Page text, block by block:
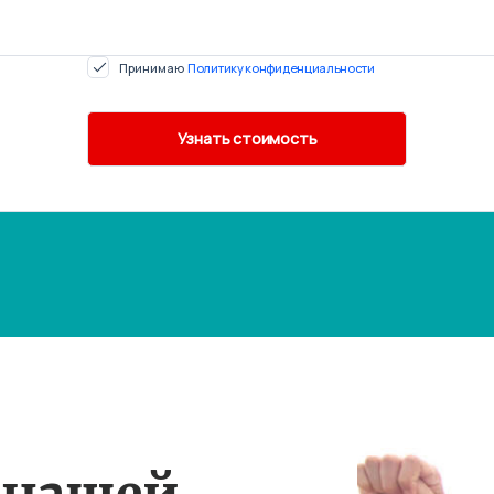
Принимаю Политику конфиденциальности